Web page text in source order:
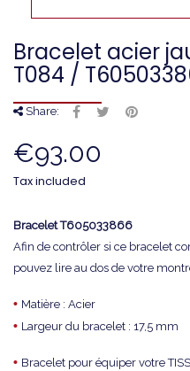
Bracelet acier
T084 /
Share:
€93.00
Tax included
BraceletT605033866
Afin de contrôler si ce bracelet
pouvez lire au dos de votre
• Matière : Acier
• Largeur du bracelet : 17,5 mm
• Bracelet pour équiper votre